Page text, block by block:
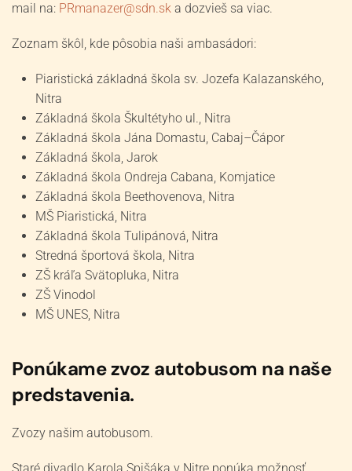
mail na: PRmanazer@sdn.sk a dozvieš sa viac.
Zoznam škôl, kde pôsobia naši ambasádori:
Piaristická základná škola sv. Jozefa Kalazanského,
Nitra
Základná škola Škultétyho ul., Nitra
Základná škola Jána Domastu, Cabaj–Čápor
Základná škola, Jarok
Základná škola Ondreja Cabana, Komjatice
Základná škola Beethovenova, Nitra
MŠ Piaristická, Nitra
Základná škola Tulipánová, Nitra
Stredná športová škola, Nitra
ZŠ kráľa Svätopluka, Nitra
ZŠ Vinodol
MŠ UNES, Nitra
Ponúkame zvoz autobusom na naše
predstavenia.
Zvozy našim autobusom.